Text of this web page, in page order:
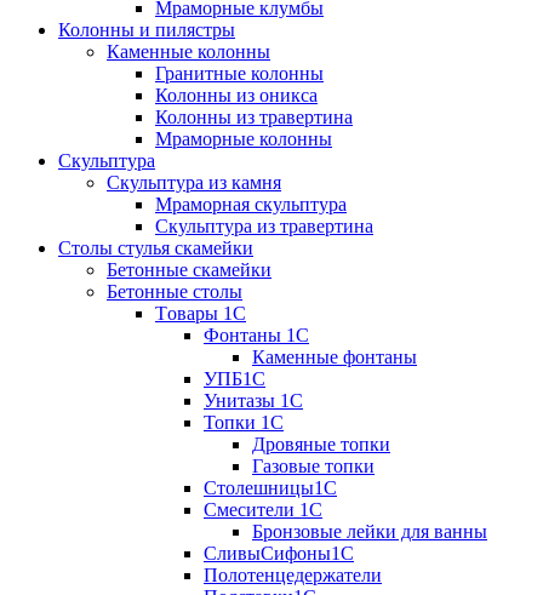
Мраморные клумбы
Колонны и пилястры
Каменные колонны
Гранитные колонны
Колонны из оникса
Колонны из травертина
Мраморные колонны
Скульптура
Скульптура из камня
Мраморная скульптура
Скульптура из травертина
Столы стулья скамейки
Бетонные скамейки
Бетонные столы
Tовары 1C
Фонтаны 1C
Каменные фонтаны
УПБ1С
Унитазы 1С
Топки 1С
Дровяные топки
Газовые топки
Столешницы1С
Смесители 1С
Бронзовые лейки для ванны
СливыСифоны1С
Полотенцедержатели